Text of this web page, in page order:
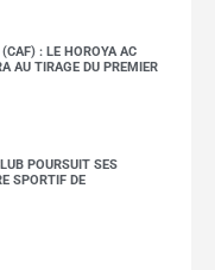
: LE HOROYA AC
AU TIRAGE DU PREMIER
POURSUIT SES
SPORTIF DE